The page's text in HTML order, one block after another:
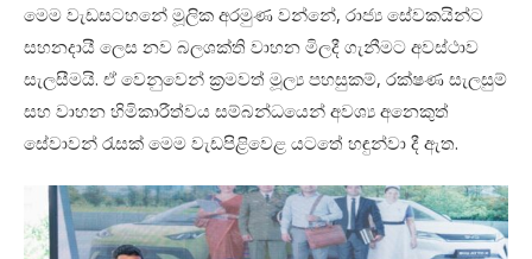
මෙම වැඩසටහනේ මූලික අරමුණ වන්නේ, රාජ්‍ය සේවකයින්ට
සහනදායී ලෙස නව බලශක්ති වාහන මිලදී ගැනීමට අවස්ථාව
සැලසීමයි. ඒ වෙනුවෙන් ක්‍රමවත් මූල්‍ය පහසුකම්, රක්ෂණ සැලසුම්
සහ වාහන හිමිකාරීත්වය සම්බන්ධයෙන් අවශ්‍ය අනෙකුත්
සේවාවන් රැසක් මෙම වැඩපිළිවෙළ යටතේ හඳුන්වා දී ඇත.